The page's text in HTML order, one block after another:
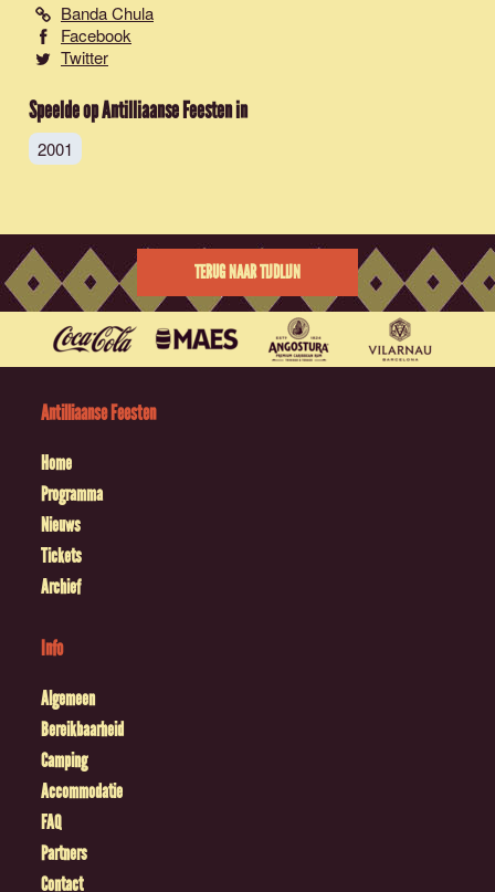
Banda Chula
Facebook
Twitter
Speelde op Antilliaanse Feesten in
2001
TERUG NAAR TIJDLIJN
Antilliaanse Feesten
Home
Programma
Nieuws
Tickets
Archief
Info
Algemeen
Bereikbaarheid
Camping
Accommodatie
FAQ
Partners
Contact